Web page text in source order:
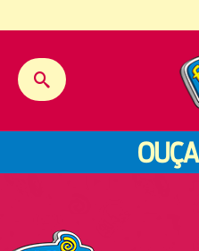
OUÇA